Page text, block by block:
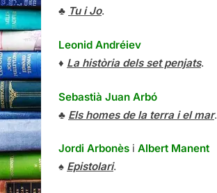
♣ Tu i Jo.
Leonid Andréiev
♦ La història dels set penjats.
Sebastià Juan Arbó
♣ Els homes de la terra i el mar.
Jordi Arbonès i Albert Manent
♠ Epistolari.